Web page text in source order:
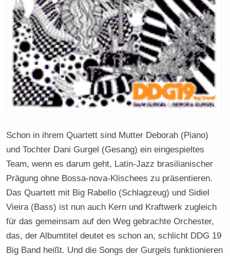
Schon in ihrem Quartett sind Mutter Deborah (Piano)
und Tochter Dani Gurgel (Gesang) ein eingespieltes
Team, wenn es darum geht, Latin-Jazz brasilianischer
Prägung ohne Bossa-nova-Klischees zu präsentieren.
Das Quartett mit Big Rabello (Schlagzeug) und Sidiel
Vieira (Bass) ist nun auch Kern und Kraftwerk zugleich
für das gemeinsam auf den Weg gebrachte Orchester,
das, der Albumtitel deutet es schon an, schlicht DDG 19
Big Band heißt. Und die Songs der Gurgels funktionieren